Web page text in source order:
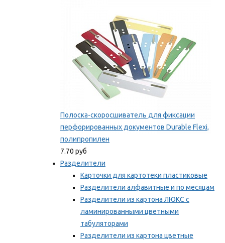
Полоска-скоросшиватель для фиксации
перфорированных документов Durable Flexi,
полипропилен
7.70 руб
Разделители
Карточки для картотеки пластиковые
Разделители алфавитные и по месяцам
Разделители из картона ЛЮКС с
ламинированными цветными
табуляторами
Разделители из картона цветные